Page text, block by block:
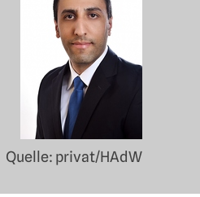
Quelle: privat/HAdW